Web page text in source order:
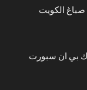
الكويت
بي ان سبورت